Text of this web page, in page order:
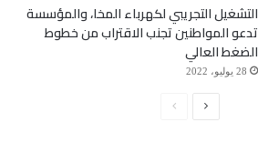
التشغيل التجريبي لكهرباء المخا، والمؤسسة
تدعو المواطنين تجنب الاقتراب من خطوط
الضغط العالي
28 يوليو، 2022
الصفحة
الصفحة